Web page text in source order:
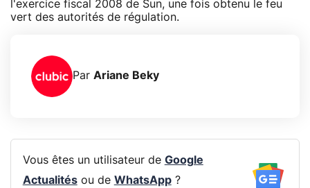
l'exercice fiscal 2008 de Sun, une fois obtenu le feu
vert des autorités de régulation.
Par Ariane Beky
Vous êtes un utilisateur de Google
Actualitésou de WhatsApp?